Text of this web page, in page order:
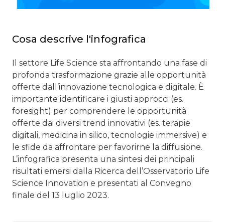
Cosa descrive l'infografica
Il settore Life Science sta affrontando una fase di
profonda trasformazione grazie alle opportunità
offerte dall’innovazione tecnologica e digitale. È
importante identificare i giusti approcci (es.
foresight) per comprendere le opportunità
offerte dai diversi trend innovativi (es. terapie
digitali, medicina in silico, tecnologie immersive) e
le sfide da affrontare per favorirne la diffusione.
L’infografica presenta una sintesi dei principali
risultati emersi dalla Ricerca dell’Osservatorio Life
Science Innovation e presentati al Convegno
finale del 13 luglio 2023.